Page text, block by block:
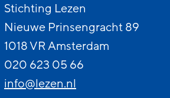
Stichting Lezen
Nieuwe Prinsengracht 89
1018 VR Amsterdam
020 623 05 66
info@lezen.nl